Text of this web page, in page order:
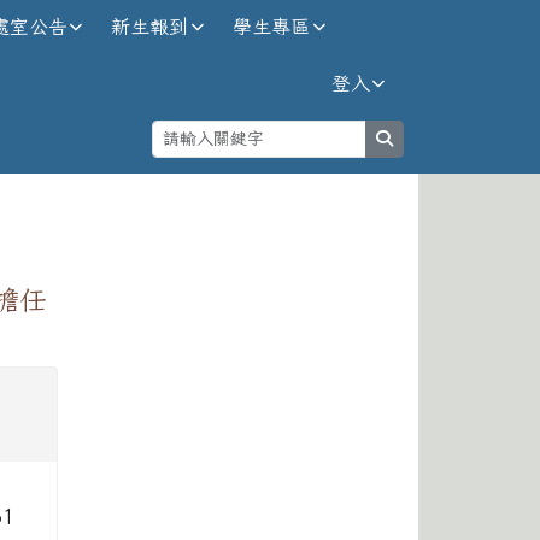
室公告 新生報到 學生專區
登入
任